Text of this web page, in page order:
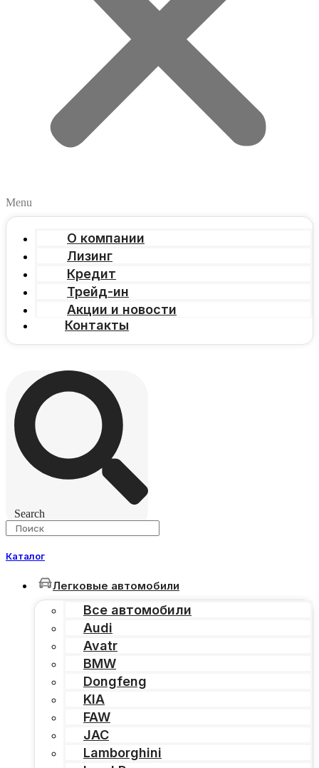
Menu
О компании
Лизинг
Кредит
Трейд-ин
Акции и новости
Контакты
Search
Каталог
Легковые автомобили
Все автомобили
Audi
Avatr
BMW
Dongfeng
KIA
FAW
JAC
Lamborghini